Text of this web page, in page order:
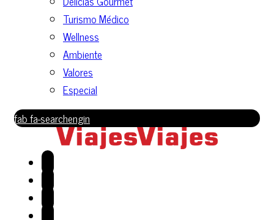
Turismo Médico
Wellness
Ambiente
Valores
Especial
fab fa-searchengin